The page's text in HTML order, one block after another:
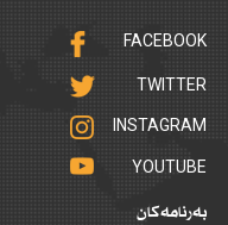
FACEBOOK
TWITTER
INSTAGRAM
YOUTUBE
بەرنامەکان